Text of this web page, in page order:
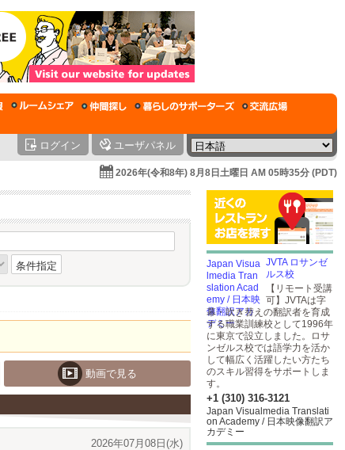
ログイン ユーザパネル
2026年(令和8年) 8月8日土曜日 AM 05時35分 (PDT)
条件指定
動画で見る
2026年07月08日(水)
JVTA ロサンゼ
ルス校
【リモート受講
可】JVTAは字
幕・吹き替えの翻訳者を育成
する職業訓練校として1996年
に東京で設立しました。ロサ
ンゼルス校では語学力を活か
して幅広く活躍したい方たち
のスキル習得をサポートしま
す。
+1 (310) 316-3121
Japan Visualmedia Translati
on Academy / 日本映像翻訳ア
カデミー